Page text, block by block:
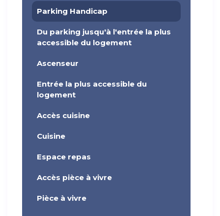
Parking Handicap
Du parking jusqu'à l'entrée la plus
accessible du logement
Ascenseur
Entrée la plus accessible du
logement
Accès cuisine
Cuisine
Espace repas
Accès pièce à vivre
Pièce à vivre